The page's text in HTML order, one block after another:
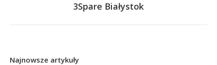
Next
3Spare Białystok
Najnowsze artykuły